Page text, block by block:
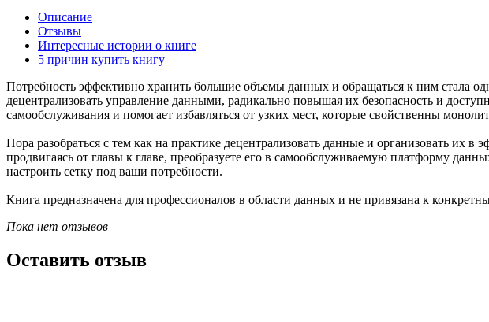
Описание
Отзывы
Интересные истории о книге
5 причин купить книгу
Потребность эффективно хранить большие объемы данных и обращаться к ним стала
децентрализовать управление данными, радикально повышая их безопасность и
самообслуживания и помогает избавляться от узких мест, которые свойственны
Пора разобраться с тем как на практике децентрализовать данные и организовать
продвигаясь от главы к главе, преобразуете его в самообслуживаемую платформу
настроить сетку под ваши потребности.
Книга предназначена для профессионалов в области данных и не привязана к
Пока нет отзывов
Оставить отзыв